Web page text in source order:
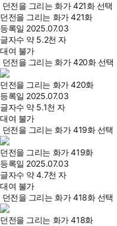
던전을 그리는 화가 421화 선택
던전을 그리는 화가 421화
등록일 2025.07.03
글자수 약 5.2천 자
대여 불가
던전을 그리는 화가 420화 선택
던전을 그리는 화가 420화
등록일 2025.07.03
글자수 약 5.1천 자
대여 불가
던전을 그리는 화가 419화 선택
던전을 그리는 화가 419화
등록일 2025.07.03
글자수 약 4.7천 자
대여 불가
던전을 그리는 화가 418화 선택
던전을 그리는 화가 418화